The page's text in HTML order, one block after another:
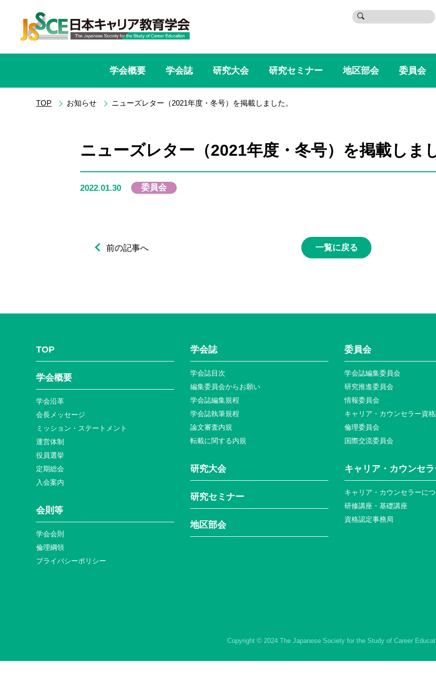
検
学会概要 学会誌 研究大会 研究セミナー 地区部会 委員会
TOP お知らせ ニューズレター（2021年度・冬号）を掲載しました。
ニューズレター（2021年度・冬号）を掲載しま
2022.01.30 委員会
前の記事へ 一覧に戻る
TOP
学会概要
学会沿革
会長メッセージ
ミッション・ステートメント
運営体制
役員選挙
定期総会
入会案内
会則等
学会会則
倫理綱領
プライバシーポリシー
学会誌
学会誌目次
編集委員会からお願い
学会誌編集規程
学会誌執筆規程
論文審査内規
転載に関する内規
研究大会
研究セミナー
地区部会
委員会
学会誌編集委員会
研究推進委員会
情報委員会
キャリア・カウンセラー資
倫理委員会
国際交流委員会
キャリア・カウンセ
キャリア・カウンセラーに
研修講座・基礎講座
資格認定事務局
Copyright © 2024 The Japanese Society for the Study of Career